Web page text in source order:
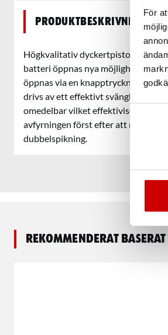
För
Produktbeskrivning
Högkvalitativ dyckertpistol -
batteri öppnas nya möjligheter av
öppnas via en knapptryckning
drivs av ett effektivt svänghjul för
omedelbar vilket effektiviserar
avfyrningen först efter att
dubbelspikning.
Rekommenderat